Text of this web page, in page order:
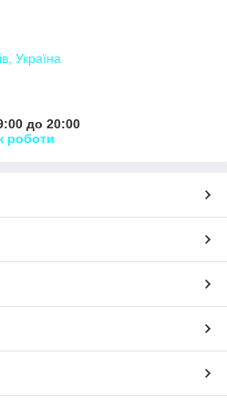
Україна
до 20:00
роботи